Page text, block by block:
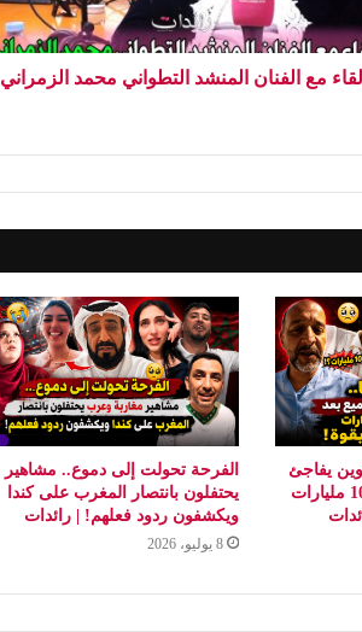
لقاء مع الفنان المنشد التطواني محمد الزمراني
يفاجئ
الجميع بعد تصريحاتها عن 10 مليارات
الفرحة تحولت إلى دموع.. مشاهير
يحتفلون بانتصار المغرب على كندا
ويكشفون ردود فعلهم! | رائدات
8 يوليو، 2026